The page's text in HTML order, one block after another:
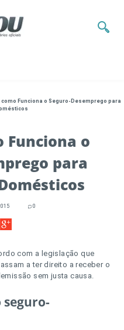
como Funciona o Seguro-Desemprego para
Funciona o
para
0
com a legislação que
a ter direito a receber o
sem justa causa.
seguro-